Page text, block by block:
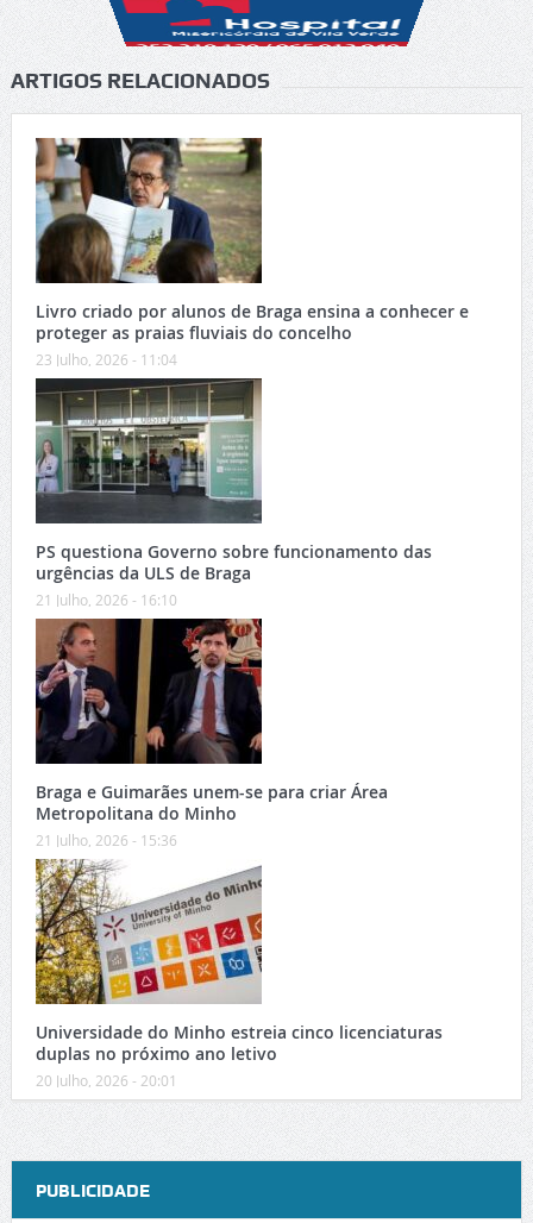
ARTIGOS RELACIONADOS
Livro criado por alunos de Braga ensina a conhecer e
proteger as praias fluviais do concelho
23 Julho, 2026 - 11:04
PS questiona Governo sobre funcionamento das
urgências da ULS de Braga
21 Julho, 2026 - 16:10
Braga e Guimarães unem-se para criar Área
Metropolitana do Minho
21 Julho, 2026 - 15:36
Universidade do Minho estreia cinco licenciaturas
duplas no próximo ano letivo
20 Julho, 2026 - 20:01
PUBLICIDADE